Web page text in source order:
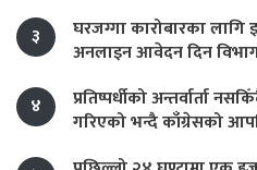
३
घरजग्गा कारोबारका लागि
अनलाइन आवेदन दिन
४
प्रतिष्पर्धीको अन्तर्वार्ता
गरिएको भन्दै काँग्रेसको